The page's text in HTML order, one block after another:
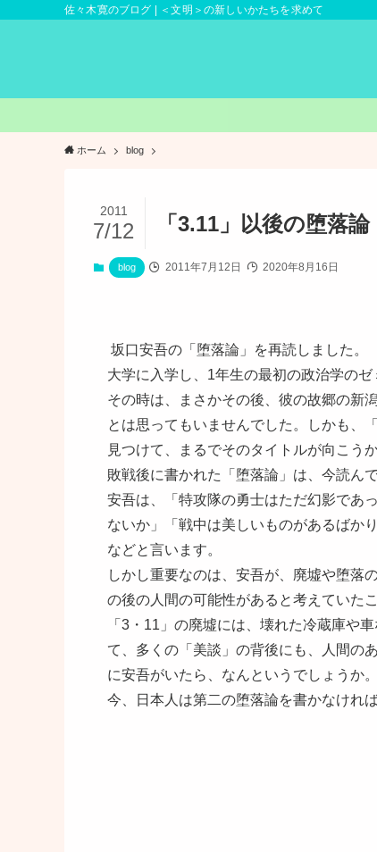
佐々木寛のブログ | ＜文明＞の新しいかたちを求めて
ホーム blog
「3.11」以後の堕落論
2011
7/12
blog 2011年7月12日 2020年8月16日
坂口安吾の「堕落論」を再読しました。
大学に入学し、1年生の最初の政治学の
その時は、まさかその後、彼の故郷の新
とは思ってもいませんでした。しかも、
見つけて、まるでそのタイトルが向こう
敗戦後に書かれた「堕落論」は、今読ん
安吾は、「特攻隊の勇士はただ幻影であ
ないか」「戦中は美しいものがあるばか
などと言います。
しかし重要なのは、安吾が、廃墟や堕落
の後の人間の可能性があると考えていた
「3・11」の廃墟には、壊れた冷蔵庫や
て、多くの「美談」の背後にも、人間の
に安吾がいたら、なんというでしょうか。
今、日本人は第二の堕落論を書かなけれ